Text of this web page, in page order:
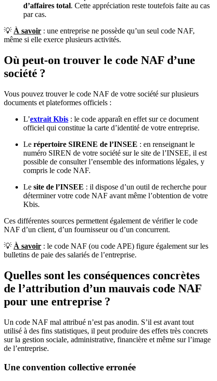
d’affaires total. Cette appréciation reste toutefois faite au cas
par cas.
💡 À savoir : une entreprise ne possède qu’un seul code NAF,
même si elle exerce plusieurs activités.
Où peut-on trouver le code NAF d’une
société ?
Vous pouvez trouver le code NAF de votre société sur plusieurs
documents et plateformes officiels :
L’extrait Kbis : le code apparaît en effet sur ce document
officiel qui constitue la carte d’identité de votre entreprise.
Le répertoire SIRENE de l’INSEE : en renseignant le
numéro SIREN de votre société sur le site de l’INSEE, il est
possible de consulter l’ensemble des informations légales, y
compris le code NAF.
Le site de l’INSEE : il dispose d’un outil de recherche pour
déterminer votre code NAF avant même l’obtention de votre
Kbis.
Ces différentes sources permettent également de vérifier le code
NAF d’un client, d’un fournisseur ou d’un concurrent.
💡 À savoir : le code NAF (ou code APE) figure également sur les
bulletins de paie des salariés de l’entreprise.
Quelles sont les conséquences concrètes
de l’attribution d’un mauvais code NAF
pour une entreprise ?
Un code NAF mal attribué n’est pas anodin. S’il est avant tout
utilisé à des fins statistiques, il peut produire des effets très concrets
sur la gestion sociale, administrative, financière et même sur l’image
de l’entreprise.
Une convention collective erronée